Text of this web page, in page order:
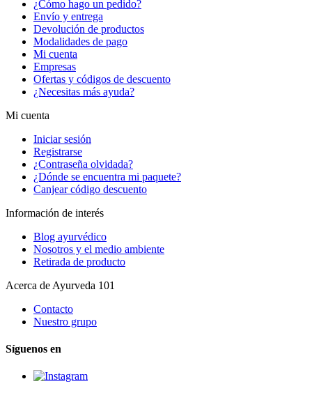
¿Cómo hago un pedido?
Envío y entrega
Devolución de productos
Modalidades de pago
Mi cuenta
Empresas
Ofertas y códigos de descuento
¿Necesitas más ayuda?
Mi cuenta
Iniciar sesión
Registrarse
¿Contraseña olvidada?
¿Dónde se encuentra mi paquete?
Canjear código descuento
Información de interés
Blog ayurvédico
Nosotros y el medio ambiente
Retirada de producto
Acerca de Ayurveda 101
Contacto
Nuestro grupo
Síguenos en